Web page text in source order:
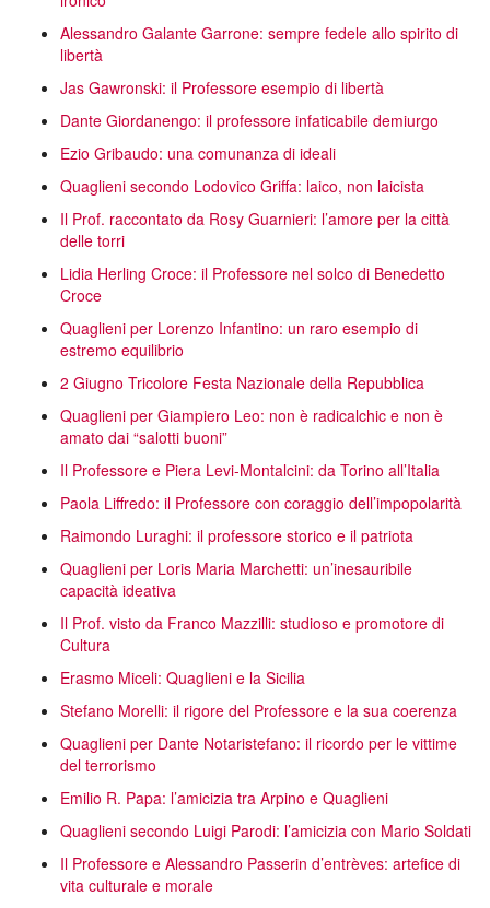
Alessandro Galante Garrone: sempre fedele allo spirito di
libertà
Jas Gawronski: il Professore esempio di libertà
Dante Giordanengo: il professore infaticabile demiurgo
Ezio Gribaudo: una comunanza di ideali
Quaglieni secondo Lodovico Griffa: laico, non laicista
Il Prof. raccontato da Rosy Guarnieri: l’amore per la città
delle torri
Lidia Herling Croce: il Professore nel solco di Benedetto
Croce
Quaglieni per Lorenzo Infantino: un raro esempio di
estremo equilibrio
2 Giugno Tricolore Festa Nazionale della Repubblica
Quaglieni per Giampiero Leo: non è radicalchic e non è
amato dai “salotti buoni”
Il Professore e Piera Levi-Montalcini: da Torino all’Italia
Paola Liffredo: il Professore con coraggio dell’impopolarità
Raimondo Luraghi: il professore storico e il patriota
Quaglieni per Loris Maria Marchetti: un’inesauribile
capacità ideativa
Il Prof. visto da Franco Mazzilli: studioso e promotore di
Cultura
Erasmo Miceli: Quaglieni e la Sicilia
Stefano Morelli: il rigore del Professore e la sua coerenza
Quaglieni per Dante Notaristefano: il ricordo per le vittime
del terrorismo
Emilio R. Papa: l’amicizia tra Arpino e Quaglieni
Quaglieni secondo Luigi Parodi: l’amicizia con Mario Soldati
Il Professore e Alessandro Passerin d’entrèves: artefice di
vita culturale e morale